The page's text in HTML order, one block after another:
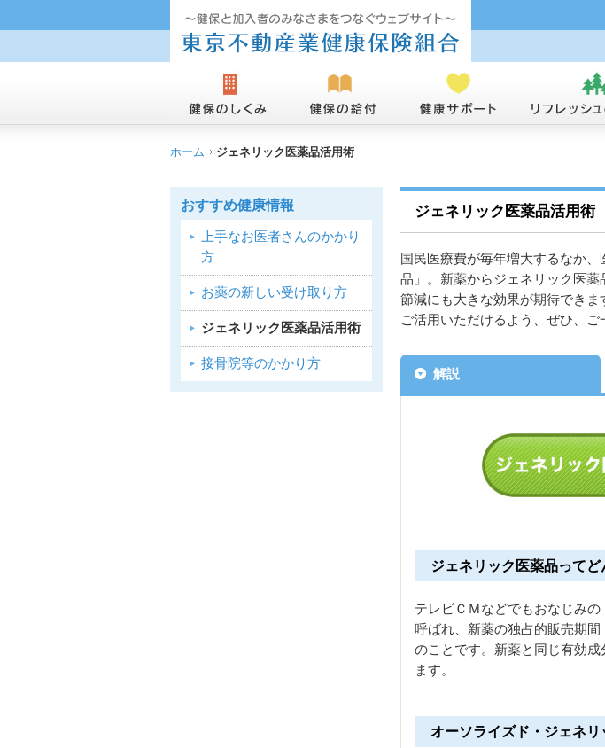
ホーム ジェネリック医薬品活用術
ジェネリック医薬品活用術
国民医療費が毎年増大するなか
品」。新薬からジェネリック医
節減にも大きな効果が期待でき
ご活用いただけるよう、ぜひ、ご
解説
ジェネリック医薬品ってど
テレビＣＭなどでもおなじみ
呼ばれ、新薬の独占的販売期
のことです。新薬と同じ有効
ます。
オーソライズド・ジェネ
おすすめ健康情報
上手なお医者さんのかかり
方
お薬の新しい受け取り方
ジェネリック医薬品活用術
接骨院等のかかり方